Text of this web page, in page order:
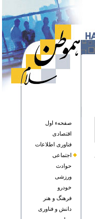
صفحهء اول
اقتصادی
فناوری اطلاعات
اجتماعی
حوادث
ورزشی
خودرو
فرهنگ و هنر
دانش و فناوری